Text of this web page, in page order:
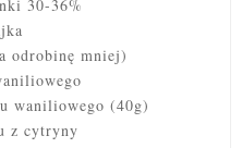
30-36%
odrobinę mniej)
waniliowego (40g)
z cytryny